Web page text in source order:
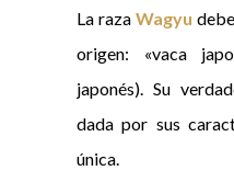
La raza Wagyu
origen: «vaca
japonés). Su
dada por sus
única.